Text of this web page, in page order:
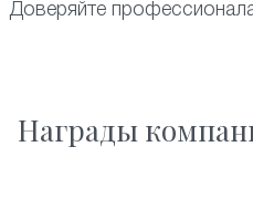
Доверяйте
Награды